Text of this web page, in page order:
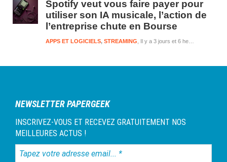
Spotify veut vous faire payer pour
utiliser son IA musicale, l’action de
l’entreprise chute en Bourse
Il y a 3 jours et 6 heures
APPS ET LOGICIELS, STREAMING
NEWSLETTER PAPERGEEK
INSCRIVEZ-VOUS ET RECEVEZ GRATUITEMENT NOS
MEILLEURES ACTUS !
Tapez
votre